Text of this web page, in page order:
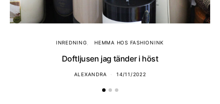
INREDNING HEMMA HOS FASHIONINK
Doftljusen jag tänder i höst
ALEXANDRA 14/11/2022